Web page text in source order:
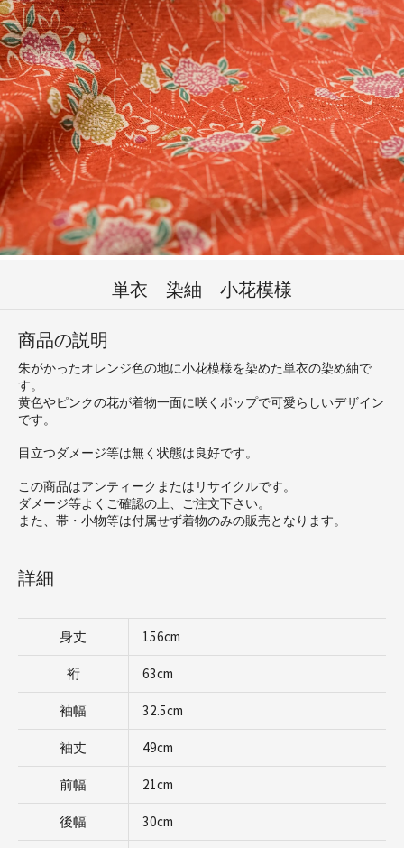
単衣 染紬 小花模様
商品の説明
朱がかったオレンジ色の地に小花模様を染めた単衣の染め紬で
す。
黄色やピンクの花が着物一面に咲くポップで可愛らしいデザイン
です。
目立つダメージ等は無く状態は良好です。
この商品はアンティークまたはリサイクルです。
ダメージ等よくご確認の上、ご注文下さい。
また、帯・小物等は付属せず着物のみの販売となります。
詳細
身丈 156cm
裄 63cm
袖幅 32.5cm
袖丈 49cm
前幅 21cm
後幅 30cm